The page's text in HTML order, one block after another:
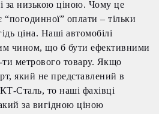
за низькою ціною. Чому це
оплати – тільки
ціна. Наші автомобілі
чином, що б бути ефективними
ти метрового товару. Якщо
який не представлений в
Сталь, то наші фахівці
за вигідною ціною